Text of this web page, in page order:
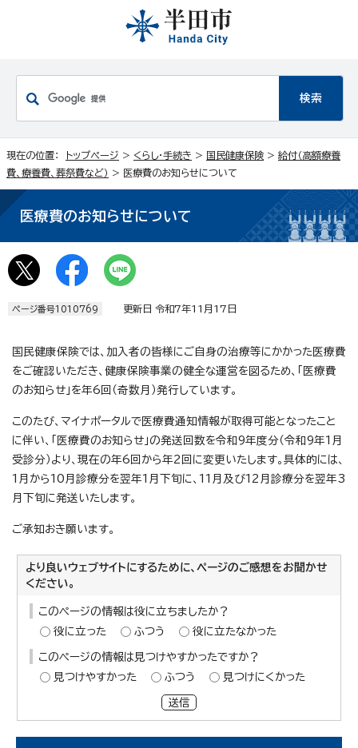
現在の位置： トップページ > くらし・手続き > 国民健康保険 > 給付（高額療養
費、療養費、葬祭費など） > 医療費のお知らせについて
医療費のお知らせについて
ページ番号1010769 更新日 令和7年11月17日
国民健康保険では、加入者の皆様にご自身の治療等にかかった医療費
をご確認いただき、健康保険事業の健全な運営を図るため、「医療費
のお知らせ」を年6回（奇数月）発行しています。
このたび、マイナポータルで医療費通知情報が取得可能となったこと
に伴い、「医療費のお知らせ」の発送回数を令和9年度分（令和9年1月
受診分）より、現在の年6回から年2回に変更いたします。具体的には、
1月から10月診療分を翌年1月下旬に、11月及び12月診療分を翌年3
月下旬に発送いたします。
ご承知おき願います。
より良いウェブサイトにするために、ページのご感想をお聞かせ
ください。
このページの情報は役に立ちましたか？
役に立った
ふつう 役に立たなかった
このページの情報は見つけやすかったですか？
見つけやすかった
ふつう 見つけにくかった
送信